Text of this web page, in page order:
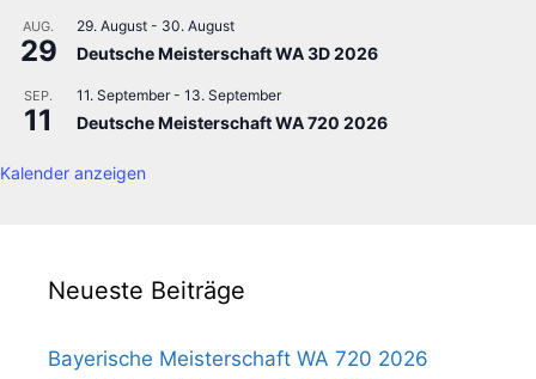
AUG.
29
29. August - 30. August
Deutsche Meisterschaft WA 3D 2026
SEP.
11
11. September- 13. September
Deutsche Meisterschaft WA 720 2026
Kalender anzeigen
Neueste Beiträge
Bayerische Meisterschaft WA 720 2026